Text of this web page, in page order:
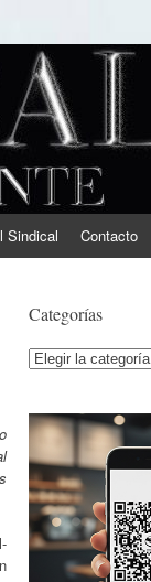
Sindical Contacto
Categorías
Categorías